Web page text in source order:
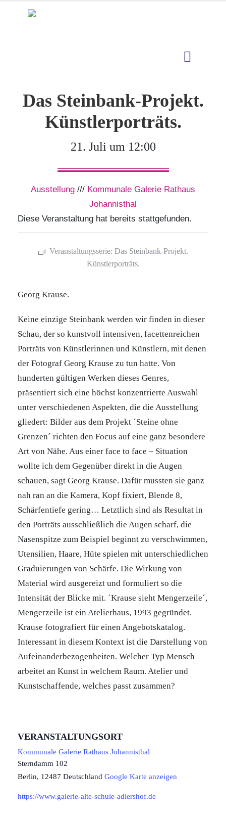
Das Steinbank-Projekt.
Künstlerporträts.
21. Juli um 12:00
Ausstellung /// Kommunale Galerie Rathaus
Johannisthal
Diese Veranstaltung hat bereits stattgefunden.
Veranstaltungsserie: Das Steinbank-Projekt.
Künstlerporträts.
Georg Krause.
Keine einzige Steinbank werden wir finden in dieser
Schau, der so kunstvoll intensiven, facettenreichen
Porträts von Künstlerinnen und Künstlern, mit denen
der Fotograf Georg Krause zu tun hatte. Von
hunderten gültigen Werken dieses Genres,
präsentiert sich eine höchst konzentrierte Auswahl
unter verschiedenen Aspekten, die die Ausstellung
gliedert: Bilder aus dem Projekt ´Steine ohne
Grenzen´ richten den Focus auf eine ganz besondere
Art von Nähe. Aus einer face to face – Situation
wollte ich dem Gegenüber direkt in die Augen
schauen, sagt Georg Krause. Dafür mussten sie ganz
nah ran an die Kamera, Kopf fixiert, Blende 8,
Schärfentiefe gering… Letztlich sind als Resultat in
den Porträts ausschließlich die Augen scharf, die
Nasenspitze zum Beispiel beginnt zu verschwimmen,
Utensilien, Haare, Hüte spielen mit unterschiedlichen
Graduierungen von Schärfe. Die Wirkung von
Material wird ausgereizt und formuliert so die
Intensität der Blicke mit. ´Krause sieht Mengerzeile´,
Mengerzeile ist ein Atelierhaus, 1993 gegründet.
Krause fotografiert für einen Angebotskatalog.
Interessant in diesem Kontext ist die Darstellung von
Aufeinanderbezogenheiten. Welcher Typ Mensch
arbeitet an Kunst in welchem Raum. Atelier und
Kunstschaffende, welches passt zusammen?
VERANSTALTUNGSORT
Kommunale Galerie Rathaus Johannisthal
Sterndamm 102
Berlin, 12487 Deutschland Google Karte anzeigen
https://www.galerie-alte-schule-adlershof.de